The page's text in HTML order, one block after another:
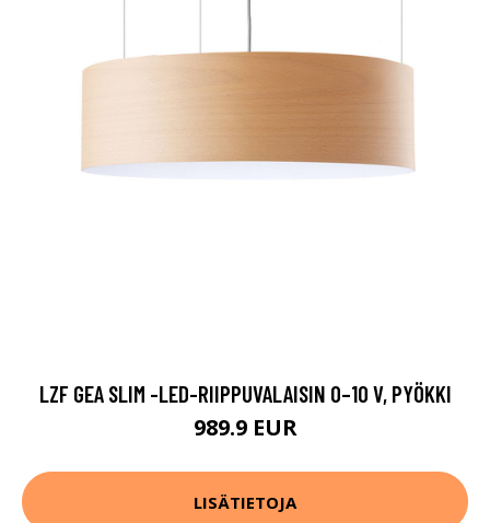
LZF GEA SLIM -LED-RIIPPUVALAISIN 0–10 V, PYÖKKI
989.9 EUR
LISÄTIETOJA